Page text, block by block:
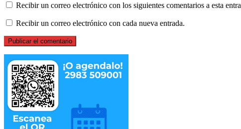
Recibir un correo electrónico con los siguientes comentarios a esta
Recibir un correo electrónico con cada nueva entrada.